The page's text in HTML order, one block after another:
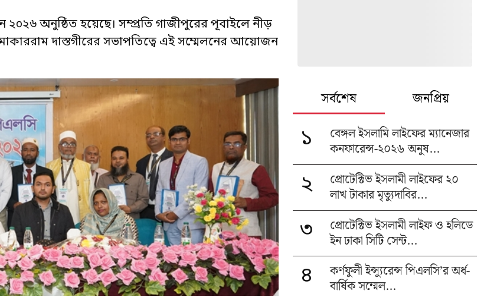
২০২৬ অনুষ্ঠিত হয়েছে। সম্প্রতি গাজীপুরের পূবাইলে নীড়
মোকাররাম দাস্তগীরের সভাপতিত্বে এই সম্মেলনের আয়োজন
সর্বশেষ জনপ্রিয়
১
বেঙ্গল ইসলামি লাইফের ম্যানেজার
কনফারেন্স-২০২৬ অনুষ...
২
প্রোটেক্টিভ ইসলামী লাইফের ২০
লাখ টাকার মৃত্যুদাবির...
৩
প্রোটেক্টিভ ইসলামী লাইফ ও হলিডে
ইন ঢাকা সিটি সেন্ট...
৪
কর্ণফুলী ইন্স্যুরেন্স পিএলসি’র অর্ধ-
বার্ষিক সম্মেল...